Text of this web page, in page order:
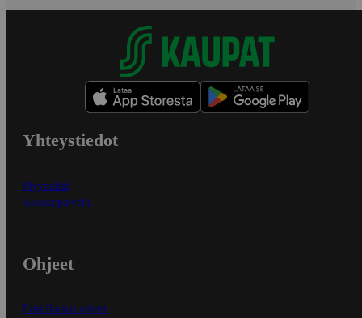
Yhteystiedot
Myymälät
Asiakaspalvelu
Ohjeet
Ensitilaajan ohjeet